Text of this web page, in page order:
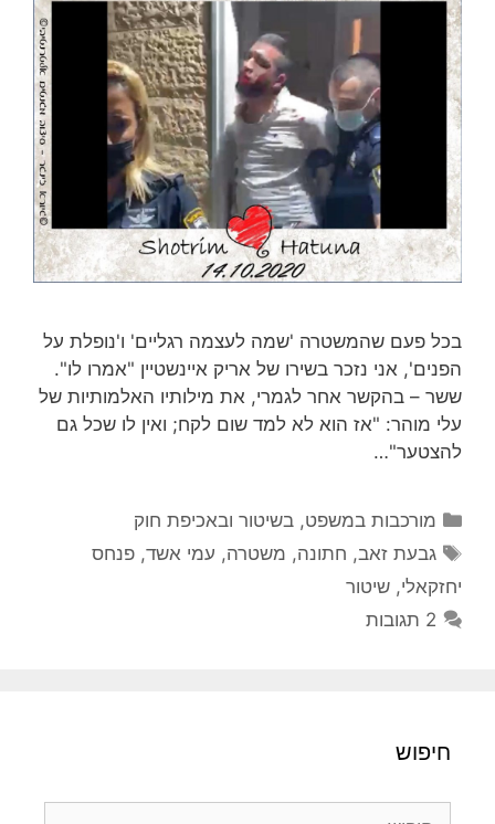
בכל פעם שהמשטרה 'שמה לעצמה רגליים' ו'נופלת על
הפנים', אני נזכר בשירו של אריק איינשטיין "אמרו לו".
ששר – בהקשר אחר לגמרי, את מילותיו האלמותיות של
עלי מוהר: "אז הוא לא למד שום לקח; ואין לו שכל גם
להצטער"…
קטגוריות
מורכבות במשפט, בשיטור ובאכיפת חוק
תגיות
גבעת זאב, חתונה, משטרה, עמי אשד,פנחס
יחזקאלי, שיטור
2 תגובות
חיפוש